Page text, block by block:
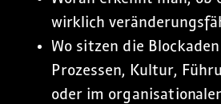
wirklich
Wo sitzen die
Prozessen, Kultur,
oder im